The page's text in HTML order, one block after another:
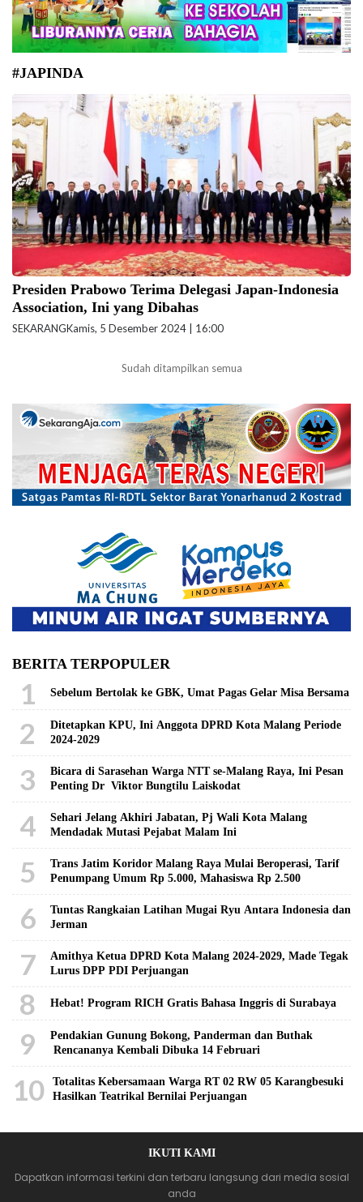
#JAPINDA
Presiden Prabowo Subianto menerima kunjungan delegasi Japan-
Indonesia Association (JAPINDA) di Istana Merdeka, Jakarta, Kamis
(05/12/2024). (Foto: BPMI Setpres/ Rusman)
Presiden Prabowo Terima Delegasi Japan-Indonesia
Association, Ini yang Dibahas
SEKARANGKamis, 5 Desember 2024 | 16:00
Sudah ditampilkan semua
BERITA TERPOPULER
1 Sebelum Bertolak ke GBK, Umat Pagas Gelar Misa Bersama
2
Ditetapkan KPU, Ini Anggota DPRD Kota Malang Periode
2024-2029
3
Bicara di Sarasehan Warga NTT se-Malang Raya, Ini Pesan
Penting Dr Viktor Bungtilu Laiskodat
4
Sehari Jelang Akhiri Jabatan, Pj Wali Kota Malang
Mendadak Mutasi Pejabat Malam Ini
5
Trans Jatim Koridor Malang Raya Mulai Beroperasi, Tarif
Penumpang Umum Rp 5.000, Mahasiswa Rp 2.500
6
Tuntas Rangkaian Latihan Mugai Ryu Antara Indonesia dan
Jerman
7
Amithya Ketua DPRD Kota Malang 2024-2029, Made Tegak
Lurus DPP PDI Perjuangan
8 Hebat! Program RICH Gratis Bahasa Inggris di Surabaya
9
Pendakian Gunung Bokong, Panderman dan Buthak
Rencananya Kembali Dibuka 14 Februari
10
Totalitas Kebersamaan Warga RT 02 RW 05 Karangbesuki
Hasilkan Teatrikal Bernilai Perjuangan
IKUTI KAMI
Dapatkan informasi terkini dan terbaru langsung dari media sosial
anda